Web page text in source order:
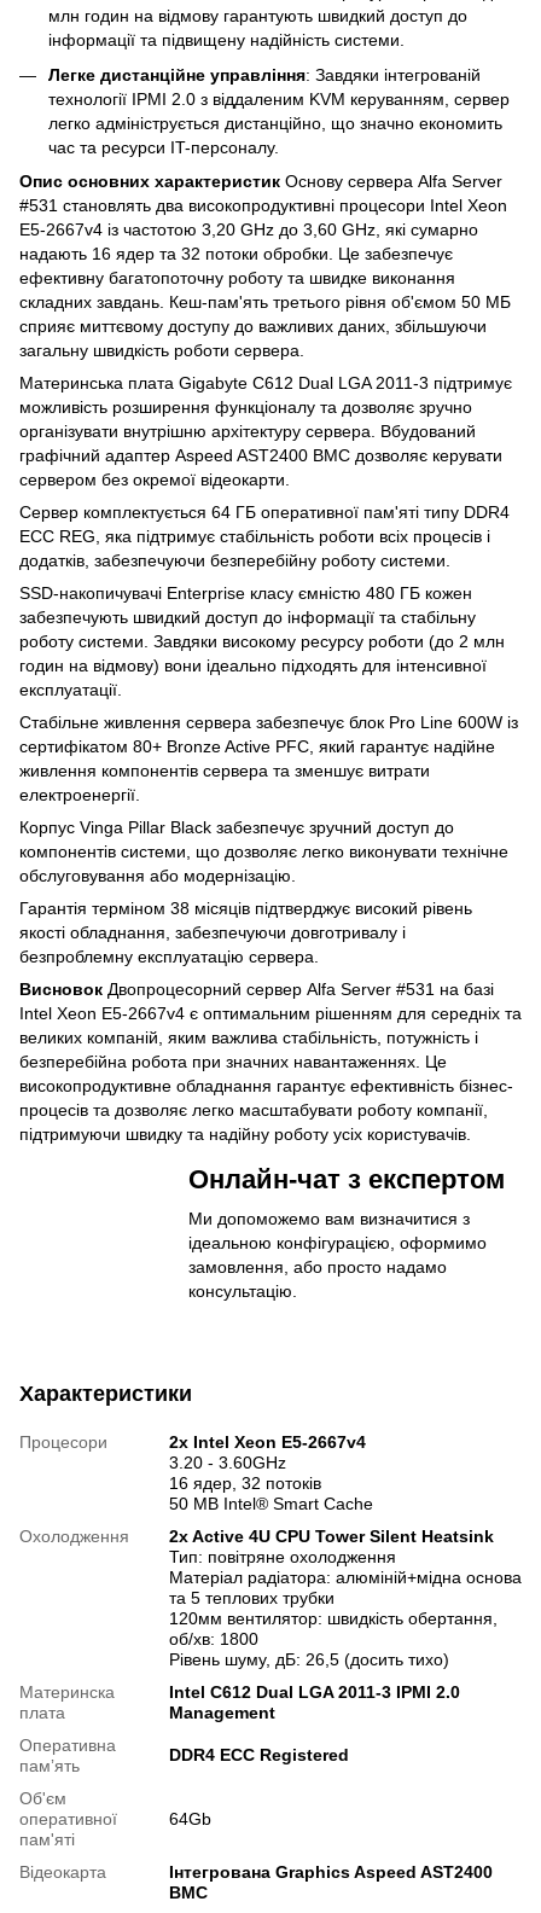
млн годин на відмову гарантують швидкий доступ до
інформації та підвищену надійність системи.
Легке дистанційне управління: Завдяки інтегрованій
технології IPMI 2.0 з віддаленим KVM керуванням, сервер
легко адмініструється дистанційно, що значно економить
час та ресурси IT-персоналу.
Опис основних характеристик Основу сервера Alfa Server
#531 становлять два високопродуктивні процесори Intel Xeon
E5-2667v4 із частотою 3,20 GHz до 3,60 GHz, які сумарно
надають 16 ядер та 32 потоки обробки. Це забезпечує
ефективну багатопоточну роботу та швидке виконання
складних завдань. Кеш-пам'ять третього рівня об'ємом 50 МБ
сприяє миттєвому доступу до важливих даних, збільшуючи
загальну швидкість роботи сервера.
Материнська плата Gigabyte C612 Dual LGA 2011-3 підтримує
можливість розширення функціоналу та дозволяє зручно
організувати внутрішню архітектуру сервера. Вбудований
графічний адаптер Aspeed AST2400 BMC дозволяє керувати
сервером без окремої відеокарти.
Сервер комплектується 64 ГБ оперативної пам'яті типу DDR4
ECC REG, яка підтримує стабільність роботи всіх процесів і
додатків, забезпечуючи безперебійну роботу системи.
SSD-накопичувачі Enterprise класу ємністю 480 ГБ кожен
забезпечують швидкий доступ до інформації та стабільну
роботу системи. Завдяки високому ресурсу роботи (до 2 млн
годин на відмову) вони ідеально підходять для інтенсивної
експлуатації.
Стабільне живлення сервера забезпечує блок Pro Line 600W із
сертифікатом 80+ Bronze Active PFC, який гарантує надійне
живлення компонентів сервера та зменшує витрати
електроенергії.
Корпус Vinga Pillar Black забезпечує зручний доступ до
компонентів системи, що дозволяє легко виконувати технічне
обслуговування або модернізацію.
Гарантія терміном 38 місяців підтверджує високий рівень
якості обладнання, забезпечуючи довготривалу і
безпроблемну експлуатацію сервера.
Висновок Двопроцесорний сервер Alfa Server #531 на базі
Intel Xeon E5-2667v4 є оптимальним рішенням для середніх та
великих компаній, яким важлива стабільність, потужність і
безперебійна робота при значних навантаженнях. Це
високопродуктивне обладнання гарантує ефективність бізнес-
процесів та дозволяє легко масштабувати роботу компанії,
підтримуючи швидку та надійну роботу усіх користувачів.
Онлайн-чат з експертом
Ми допоможемо вам визначитися з
ідеальною конфігурацією, оформимо
замовлення, або просто надамо
консультацію.
Характеристики
Процесори
2x Intel Xeon E5-2667v4
3.20 - 3.60GHz
16 ядер, 32 потоків
50 MB Intel® Smart Cache
Охолодження
2x Active 4U CPU Tower Silent Heatsink
Тип: повітряне охолодження
Матеріал радіатора: алюміній+мідна основа
та 5 теплових трубки
120мм вентилятор: швидкість обертання,
об/хв: 1800
Рівень шуму, дБ: 26,5 (досить тихо)
Материнска
плата
Intel C612 Dual LGA 2011-3 IPMI 2.0
Management
Оперативна
памʼять
DDR4 ECC Registered
Об'єм
оперативної
пам'яті
64Gb
Відеокарта
Інтегрована Graphics Aspeed AST2400
BMC